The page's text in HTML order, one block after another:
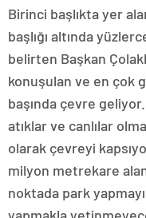
Birinci başlıkta yer
başlığı altında
belirten Başkan
konuşulan ve en çok
başında çevre
atıklar ve canlılar
olarak çevreyi
milyon metrekare
noktada park